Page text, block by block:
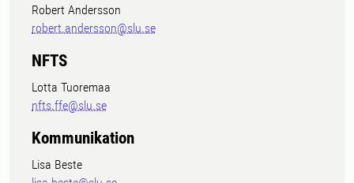
Robert Andersson
robert.andersson@slu.se
NFTS
Lotta Tuoremaa
nfts.ffe@slu.se
Kommunikation
Lisa Beste